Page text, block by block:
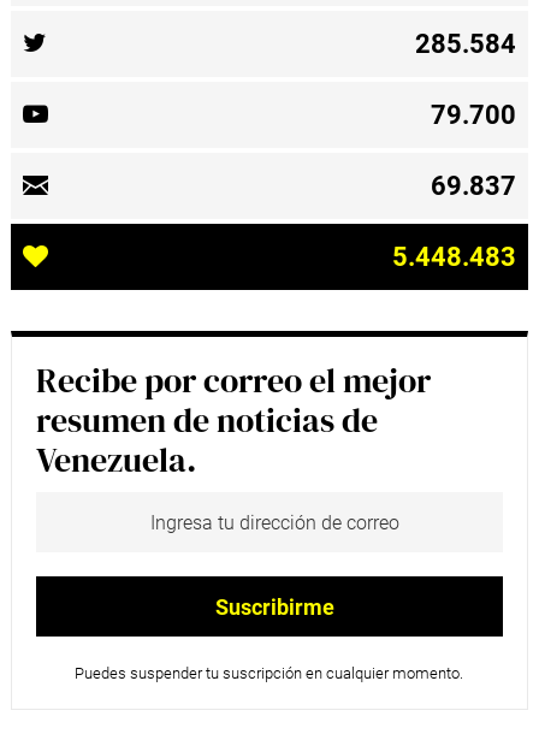
285.584
79.700
69.837
5.448.483
Recibe por correo el mejor
resumen de noticias de
Venezuela.
Puedes suspender tu suscripción en cualquier momento.